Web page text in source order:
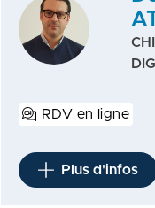
RDV en ligne
Plus d'infos